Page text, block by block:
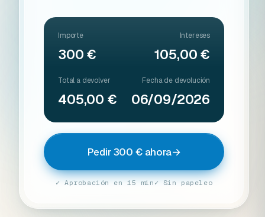
Importe
300 €
Intereses
105,00 €
Total a devolver
405,00 €
Fecha de devolución
06/09/2026
Pedir 300 € ahora→
✓ Aprobación en 15 min ✓ Sin papeleo